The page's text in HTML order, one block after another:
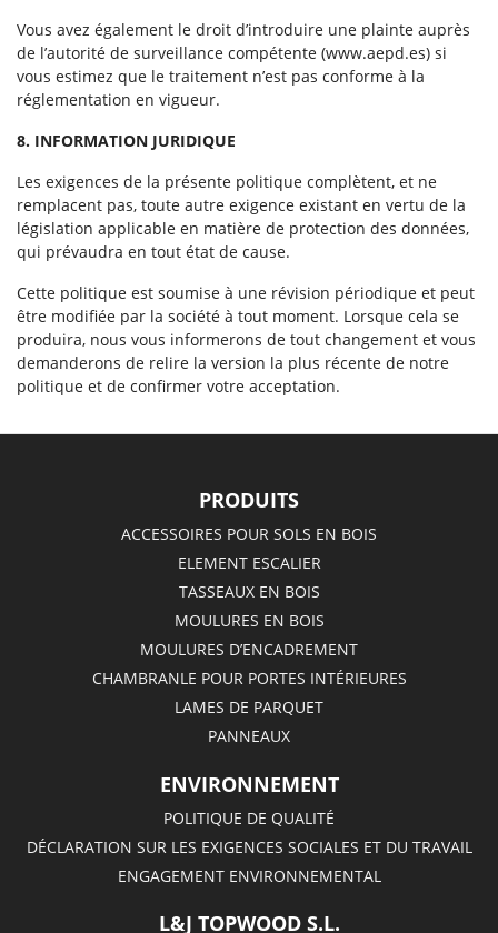
Vous avez également le droit d’introduire une plainte auprès
de l’autorité de surveillance compétente (www.aepd.es) si
vous estimez que le traitement n’est pas conforme à la
réglementation en vigueur.
8. INFORMATION JURIDIQUE
Les exigences de la présente politique complètent, et ne
remplacent pas, toute autre exigence existant en vertu de la
législation applicable en matière de protection des données,
qui prévaudra en tout état de cause.
Cette politique est soumise à une révision périodique et peut
être modifiée par la société à tout moment. Lorsque cela se
produira, nous vous informerons de tout changement et vous
demanderons de relire la version la plus récente de notre
politique et de confirmer votre acceptation.
PRODUITS
ACCESSOIRES POUR SOLS EN BOIS
ELEMENT ESCALIER
TASSEAUX EN BOIS
MOULURES EN BOIS
MOULURES D’ENCADREMENT
CHAMBRANLE POUR PORTES INTÉRIEURES
LAMES DE PARQUET
PANNEAUX
ENVIRONNEMENT
POLITIQUE DE QUALITÉ
DÉCLARATION SUR LES EXIGENCES SOCIALES ET DU TRAVAIL
ENGAGEMENT ENVIRONNEMENTAL
L&J TOPWOOD S.L.